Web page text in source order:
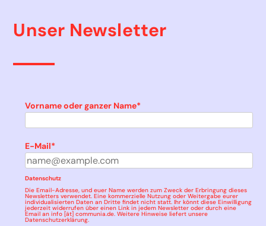
Unser Newsletter
Vorname oder ganzer Name*
E-Mail*
Datenschutz
Die Email-Adresse, und euer Name werden zum Zweck der Erbringung dieses
Newsletters verwendet. Eine kommerzielle Nutzung oder Weitergabe eurer
individualisierten Daten an Dritte findet nicht statt. Ihr könnt diese Einwilligung
jederzeit widerrufen über einen Link in jedem Newsletter oder durch eine
Email an info [ät] communia.de. Weitere Hinweise liefert unsere
Datenschutzerklärung.